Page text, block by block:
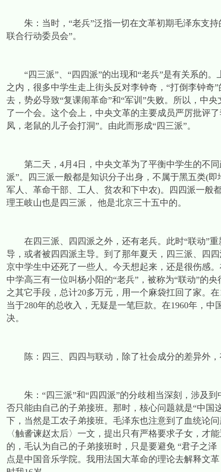
朱：当时，“老兵”泛指一切在文革初期毛泽东支持
联合行动委员会”。
“四三派”、“四四派”的出现和“老兵”是有关系的。
之内，很多中学生走上街头反对李钟奇，“打倒李钟
去，势必导致“复课闹革命”和“军训”失败。所以，中
了一个会。这个会上，中央文革的主要成员严厉批评
凤，老鼠的儿子会打洞”。由此而形成“四三派”。
第二天，4月4日，中央文革为了平衡中学生的不同
派”。四三派一般都是知识分子出身，不属于黑五类(
军人、革命干部、工人、贫农和下中农)。四四派一般
理王岐山也是四三派， 他是北京三十五中的。
在四三派、四四派之外，还有老兵。此时“联动”重
导，或者被四四派主导。到了那年夏天，四三派、四
京中学生中还死了一些人。今天想起来，还是很伤感
中学高三有一位叫杨小阳的“老兵”，被称为“联动”的
之其它手段，总计20多万元，用一个麻袋扛回了家。
当于280年的总收入，无疑是一笔巨款。在1960年，
决。
陈：四三、四四与联动，除了社会成分的差异外，
朱：“四三派”和“四四派”的分歧相当深刻，涉及到
否只能由自己的子弟接班。那时，核心问题就是“中
下，当然是工农子弟接班。毛泽东也注意到了血统论
〈触詟谏赵太后〉一文，提出只有严格要求子女，才
的，毛认为自己的子弟接班时，只是要避免 “君子之
点是中国音乐学院。我用法国大革命的理论去解释文